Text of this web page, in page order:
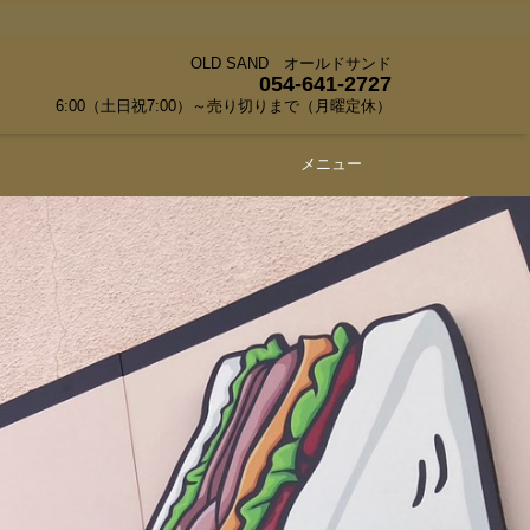
OLD SAND オールドサンド
054-641-2727
6:00（土日祝7:00）～売り切りまで（月曜定休）
メニュー